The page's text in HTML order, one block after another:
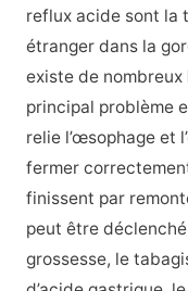
reflux acide sont la
étranger dans la
existe de nombreux
principal problème
relie l’œsophage et
fermer
finissent par
peut être
grossesse, le